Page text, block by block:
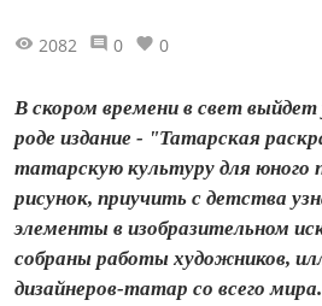
2082 0 0
В скором времени в свет выйдет
роде издание - "Татарская
татарскую культуру для юного
рисунок, приучить с детства
элементы в изобразительном
собраны работы художников,
дизайнеров-татар со всего